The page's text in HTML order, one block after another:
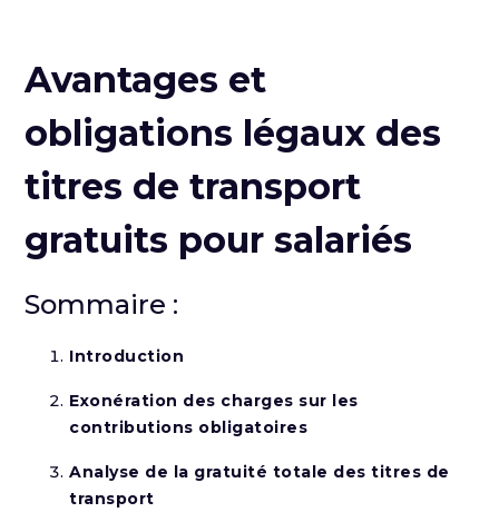
Avantages et
obligations légaux des
titres de transport
gratuits pour salariés
Sommaire :
Introduction
Exonération des charges sur les
contributions obligatoires
Analyse de la gratuité totale des titres de
transport